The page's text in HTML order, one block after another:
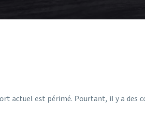
actuel est périmé. Pourtant, il y a des